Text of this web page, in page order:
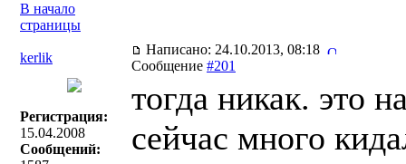
В начало
страницы
kerlik
Написано: 24.10.2013, 08:18
Сообщение #201
Регистрация:
15.04.2008
Сообщений:
тогда никак. это
сейчас много